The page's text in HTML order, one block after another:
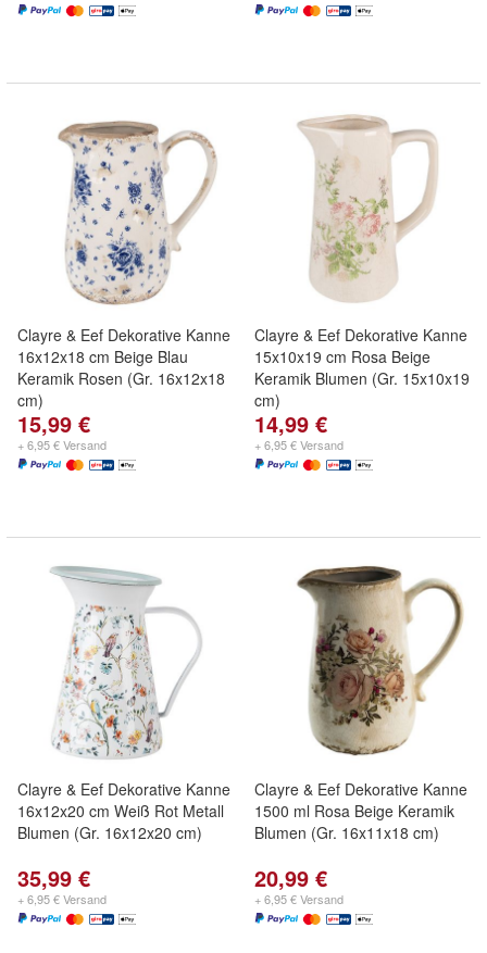
Clayre & Eef Dekorative Kanne
16x12x18 cm Beige Blau
Keramik Rosen (Gr. 16x12x18
cm)
15,99 €
+ 6,95 € Versand
Clayre & Eef Dekorative Kanne
15x10x19 cm Rosa Beige
Keramik Blumen (Gr. 15x10x19
cm)
14,99 €
+ 6,95 € Versand
Clayre & Eef Dekorative Kanne
16x12x20 cm Weiß Rot Metall
Blumen (Gr. 16x12x20 cm)
35,99 €
+ 6,95 € Versand
Clayre & Eef Dekorative Kanne
1500 ml Rosa Beige Keramik
Blumen (Gr. 16x11x18 cm)
20,99 €
+ 6,95 € Versand